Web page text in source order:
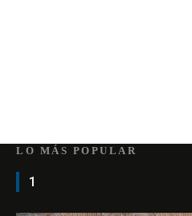
LO MÁS POPULAR
1